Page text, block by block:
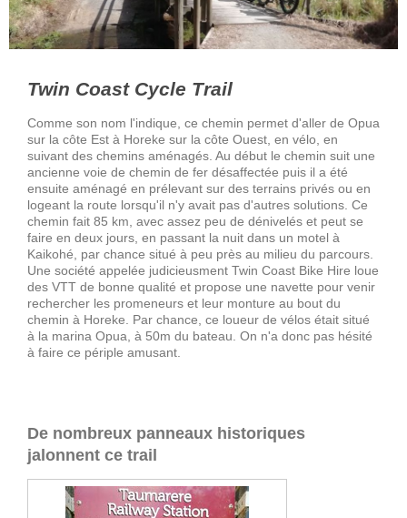
Twin Coast Cycle Trail
Comme son nom l'indique, ce chemin permet d'aller de Opua
sur la côte Est à Horeke sur la côte Ouest, en vélo, en
suivant des chemins aménagés. Au début le chemin suit une
ancienne voie de chemin de fer désaffectée puis il a été
ensuite aménagé en prélevant sur des terrains privés ou en
logeant la route lorsqu'il n'y avait pas d'autres solutions. Ce
chemin fait 85 km, avec assez peu de dénivelés et peut se
faire en deux jours, en passant la nuit dans un motel à
Kaikohé, par chance situé à peu près au milieu du parcours.
Une société appelée judicieusment Twin Coast Bike Hire loue
des VTT de bonne qualité et propose une navette pour venir
rechercher les promeneurs et leur monture au bout du
chemin à Horeke. Par chance, ce loueur de vélos était situé
à la marina Opua, à 50m du bateau. On n'a donc pas hésité
à faire ce périple amusant.
De nombreux panneaux historiques
jalonnent ce trail